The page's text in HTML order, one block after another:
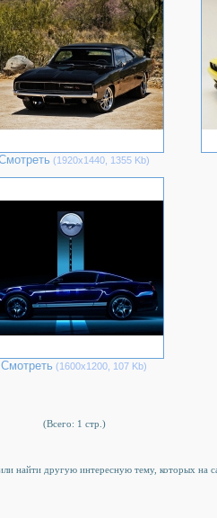
(1920х1440, 1355 Kb)
Смотреть (1600х1200, 107 Kb)
(Всего: 1 стр.)
найти другую интересную тему, которых на